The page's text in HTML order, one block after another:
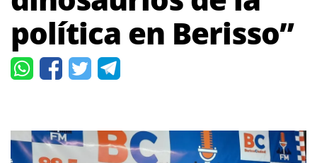
política en Berisso”